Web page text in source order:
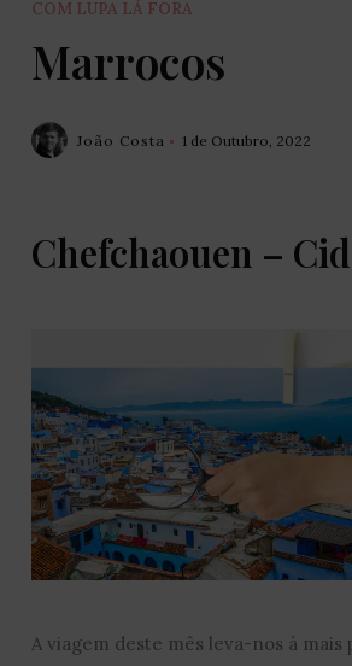
COM LUPA LÁ FORA
Marrocos
João Costa 1 de Outubro, 2022
Chefchaouen –
A viagem deste mês leva-nos à mais